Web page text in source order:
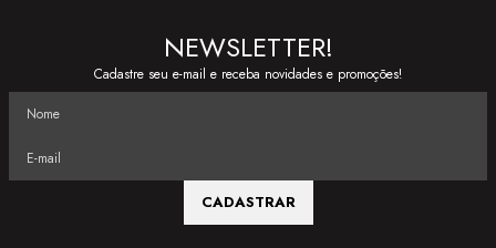
NEWSLETTER!
Cadastre seu e-mail e receba novidades e promoções!
CADASTRAR